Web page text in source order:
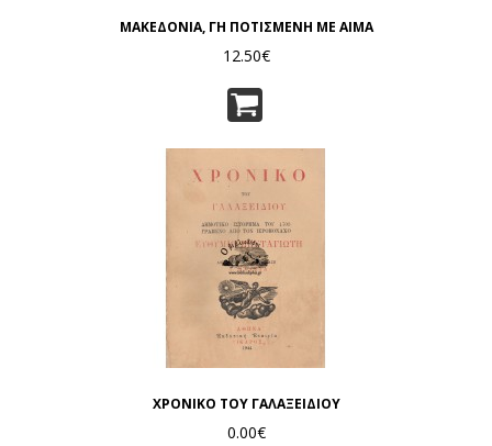
ΜΑΚΕΔΟΝΙΑ, ΓΗ ΠΟΤΙΣΜΕΝΗ ΜΕ ΑΙΜΑ
12.50€
ΧΡΟΝΙΚΟ ΤΟΥ ΓΑΛΑΞΕΙΔΙΟΥ
0.00€